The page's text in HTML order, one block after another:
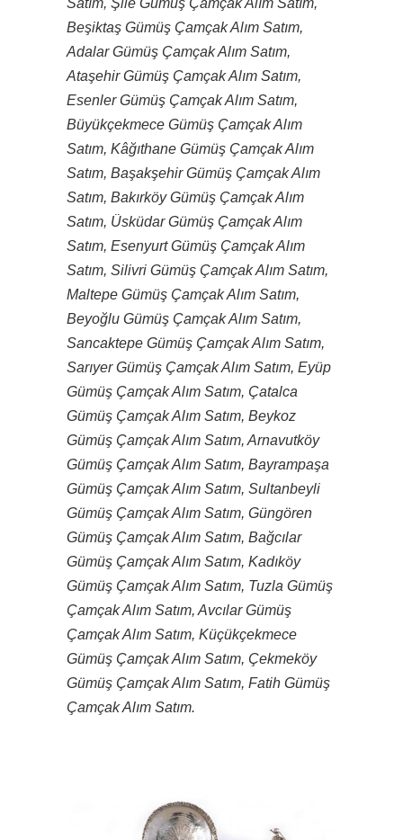
Satım, Şile Gümüş Çamçak Alım Satım,
Beşiktaş Gümüş Çamçak Alım Satım,
Adalar Gümüş Çamçak Alım Satım,
Ataşehir Gümüş Çamçak Alım Satım,
Esenler Gümüş Çamçak Alım Satım,
Büyükçekmece Gümüş Çamçak Alım
Satım, Kâğıthane Gümüş Çamçak Alım
Satım, Başakşehir Gümüş Çamçak Alım
Satım, Bakırköy Gümüş Çamçak Alım
Satım, Üsküdar Gümüş Çamçak Alım
Satım, Esenyurt Gümüş Çamçak Alım
Satım, Silivri Gümüş Çamçak Alım Satım,
Maltepe Gümüş Çamçak Alım Satım,
Beyoğlu Gümüş Çamçak Alım Satım,
Sancaktepe Gümüş Çamçak Alım Satım,
Sarıyer Gümüş Çamçak Alım Satım, Eyüp
Gümüş Çamçak Alım Satım, Çatalca
Gümüş Çamçak Alım Satım, Beykoz
Gümüş Çamçak Alım Satım, Arnavutköy
Gümüş Çamçak Alım Satım, Bayrampaşa
Gümüş Çamçak Alım Satım, Sultanbeyli
Gümüş Çamçak Alım Satım, Güngören
Gümüş Çamçak Alım Satım, Bağcılar
Gümüş Çamçak Alım Satım, Kadıköy
Gümüş Çamçak Alım Satım, Tuzla Gümüş
Çamçak Alım Satım, Avcılar Gümüş
Çamçak Alım Satım, Küçükçekmece
Gümüş Çamçak Alım Satım, Çekmeköy
Gümüş Çamçak Alım Satım, Fatih Gümüş
Çamçak Alım Satım.